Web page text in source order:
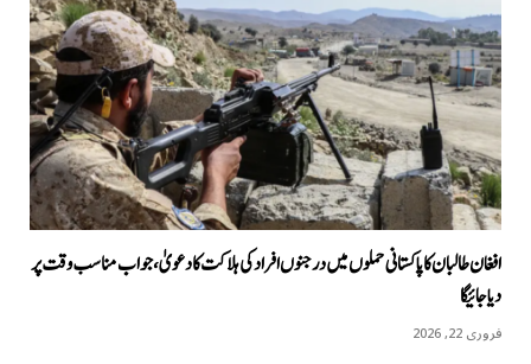
افغان طالبان کا پاکستانی حملوں میں درجنوں افراد کی ہلاکت کا دعویٰ، جواب مناسب وقت پر
دیا جائیگا
فروری 22, 2026